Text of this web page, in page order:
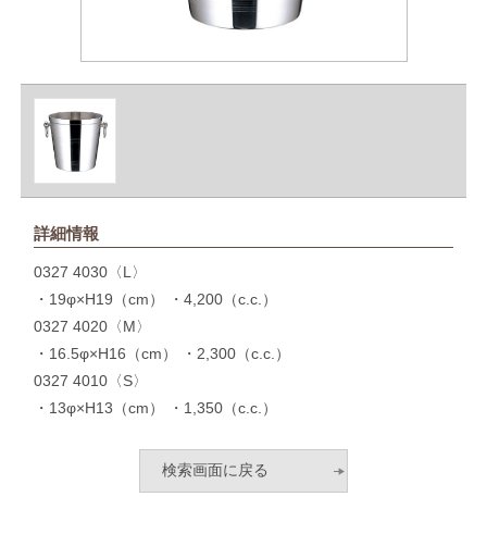
詳細情報
0327 4030〈L〉
・19φ×H19（cm） ・4,200（c.c.）
0327 4020〈M〉
・16.5φ×H16（cm） ・2,300（c.c.）
0327 4010〈S〉
・13φ×H13（cm） ・1,350（c.c.）